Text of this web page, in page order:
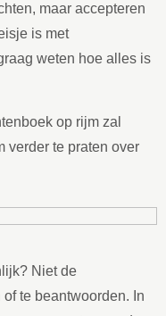
maar accepteren
is met
weten hoe alles is
op rijm zal
verder te praten over
Niet de
te beantwoorden. In